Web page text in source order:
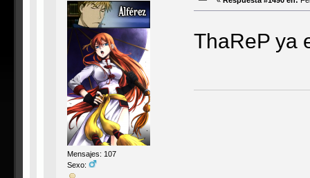
Mensajes: 107
Sexo:
ThaReP ya